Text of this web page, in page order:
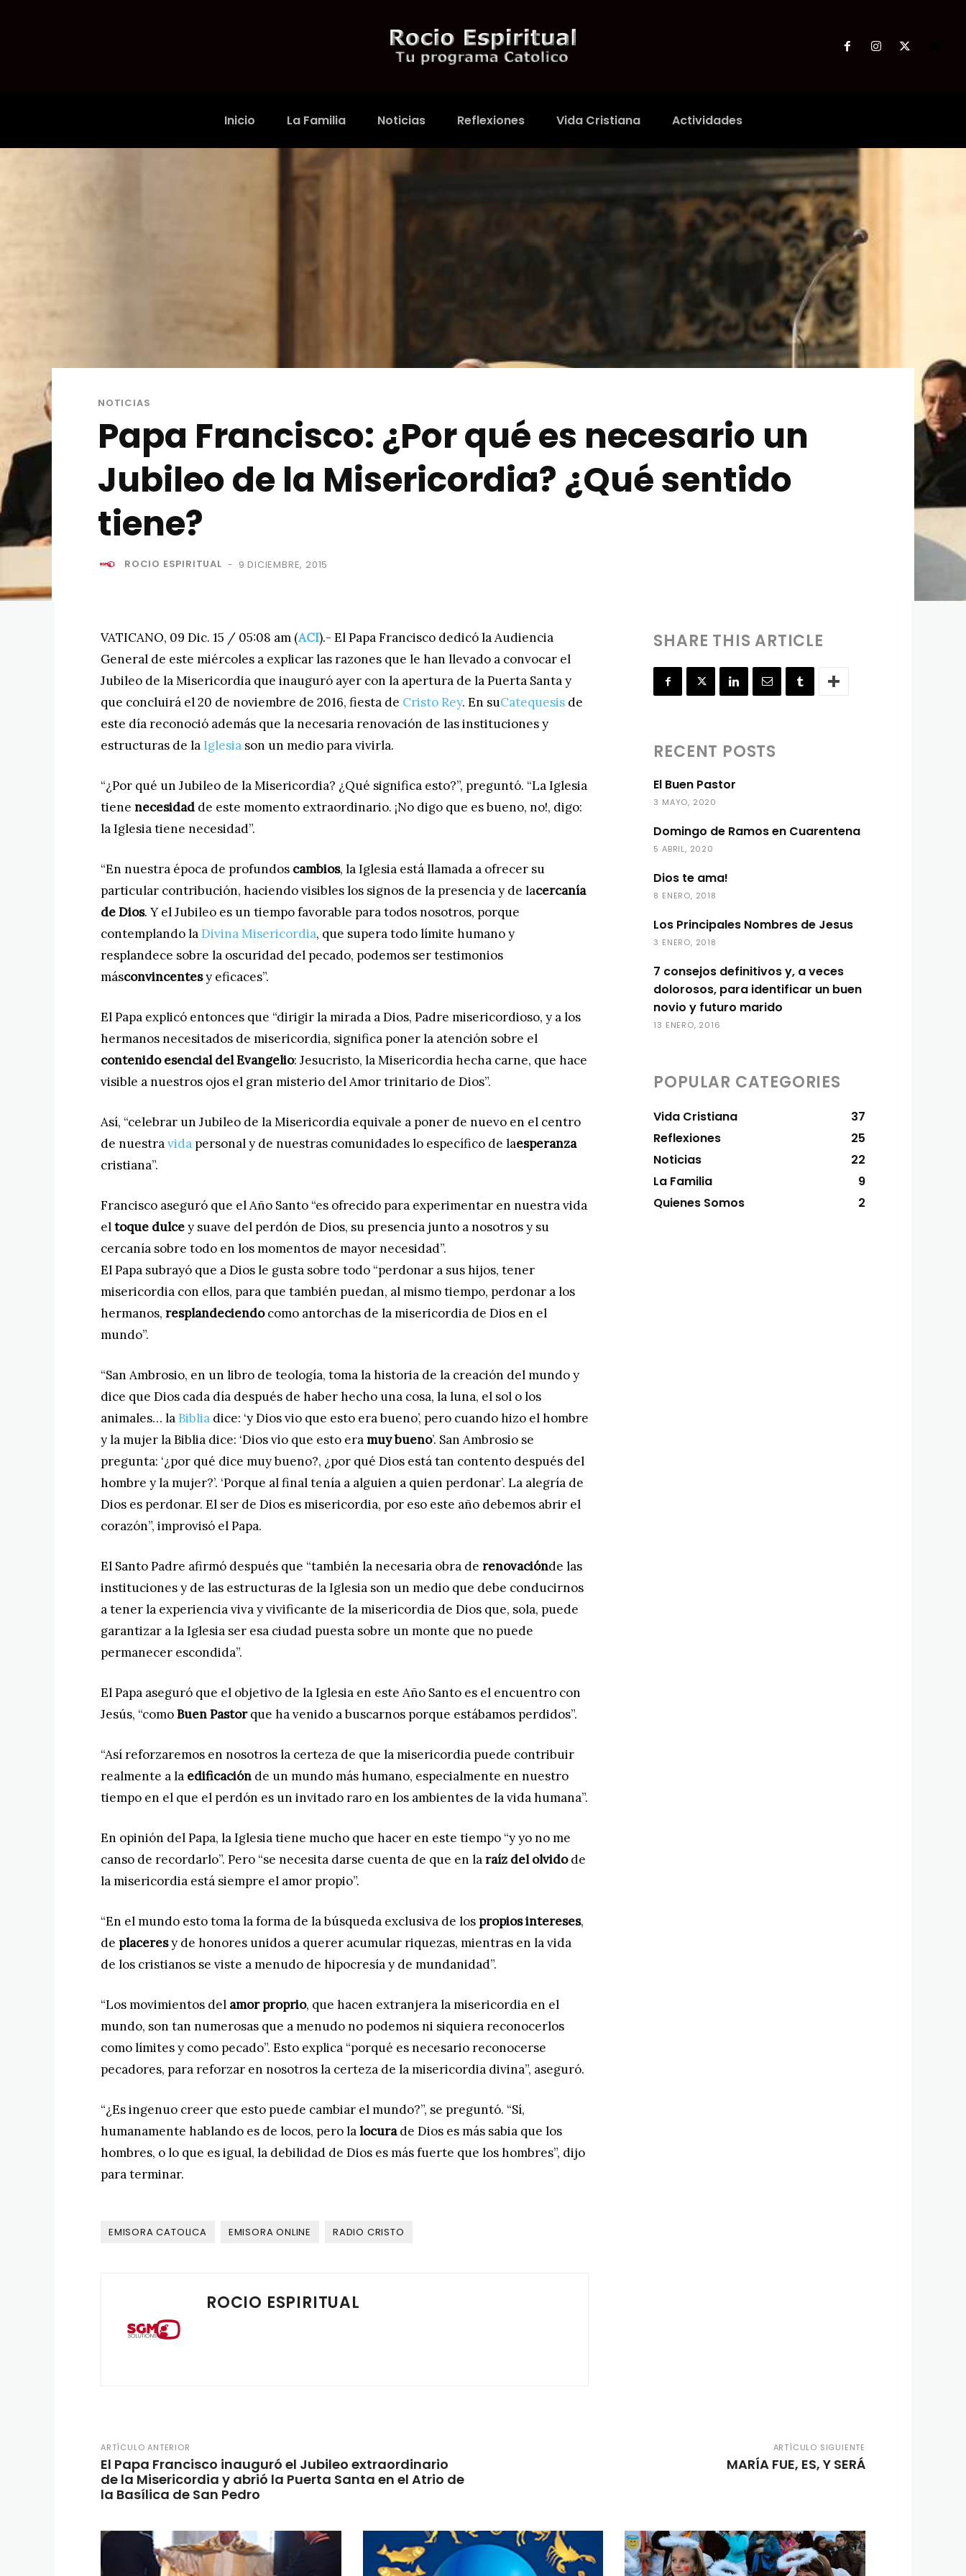
Inicio La Familia Noticias Reflexiones Vida Cristiana Actividades
NOTICIAS
Papa Francisco: ¿Por qué es necesario un
Jubileo de la Misericordia? ¿Qué sentido
tiene?
ROCIO ESPIRITUAL - 9 DICIEMBRE, 2015
VATICANO, 09 Dic. 15 / 05:08 am (ACI).- El Papa Francisco dedicó la Audiencia
General de este miércoles a explicar las razones que le han llevado a convocar el
Jubileo de la Misericordia que inauguró ayer con la apertura de la Puerta Santa y
que concluirá el 20 de noviembre de 2016, fiesta de Cristo Rey. En suCatequesis de
este día reconoció además que la necesaria renovación de las instituciones y
estructuras de la Iglesia son un medio para vivirla.
“¿Por qué un Jubileo de la Misericordia? ¿Qué significa esto?”, preguntó. “La Iglesia
tiene necesidad de este momento extraordinario. ¡No digo que es bueno, no!, digo:
la Iglesia tiene necesidad”.
“En nuestra época de profundos cambios, la Iglesia está llamada a ofrecer su
particular contribución, haciendo visibles los signos de la presencia y de lacercanía
de Dios. Y el Jubileo es un tiempo favorable para todos nosotros, porque
contemplando la Divina Misericordia, que supera todo límite humano y
resplandece sobre la oscuridad del pecado, podemos ser testimonios
másconvincentesy eficaces”.
El Papa explicó entonces que “dirigir la mirada a Dios, Padre misericordioso, y a los
hermanos necesitados de misericordia, significa poner la atención sobre el
contenido esencial del Evangelio: Jesucristo, la Misericordia hecha carne, que hace
visible a nuestros ojos el gran misterio del Amor trinitario de Dios”.
Así, “celebrar un Jubileo de la Misericordia equivale a poner de nuevo en el centro
de nuestravida personal y de nuestras comunidades lo específico de laesperanza
cristiana”.
Francisco aseguró que el Año Santo “es ofrecido para experimentar en nuestra vida
eltoque dulcey suave del perdón de Dios, su presencia junto a nosotros y su
cercanía sobre todo en los momentos de mayor necesidad”.
El Papa subrayó que a Dios le gusta sobre todo “perdonar a sus hijos, tener
misericordia con ellos, para que también puedan, al mismo tiempo, perdonar a los
hermanos, resplandeciendocomo antorchas de la misericordia de Dios en el
mundo”.
“San Ambrosio, en un libro de teología, toma la historia de la creación del mundo y
dice que Dios cada día después de haber hecho una cosa, la luna, el sol o los
animales… la Biblia dice: ‘y Dios vio que esto era bueno’, pero cuando hizo el hombre
y la mujer la Biblia dice: ‘Dios vio que esto eramuy bueno’. San Ambrosio se
pregunta: ‘¿por qué dice muy bueno?, ¿por qué Dios está tan contento después del
hombre y la mujer?’. ‘Porque al final tenía a alguien a quien perdonar’. La alegría de
Dios es perdonar. El ser de Dios es misericordia, por eso este año debemos abrir el
corazón”, improvisó el Papa.
El Santo Padre afirmó después que “también la necesaria obra de renovaciónde las
instituciones y de las estructuras de la Iglesia son un medio que debe conducirnos
a tener la experiencia viva y vivificante de la misericordia de Dios que, sola, puede
garantizar a la Iglesia ser esa ciudad puesta sobre un monte que no puede
permanecer escondida”.
El Papa aseguró que el objetivo de la Iglesia en este Año Santo es el encuentro con
Jesús, “comoBuen Pastorque ha venido a buscarnos porque estábamos perdidos”.
“Así reforzaremos en nosotros la certeza de que la misericordia puede contribuir
realmente a la edificación de un mundo más humano, especialmente en nuestro
tiempo en el que el perdón es un invitado raro en los ambientes de la vida humana”.
En opinión del Papa, la Iglesia tiene mucho que hacer en este tiempo “y yo no me
canso de recordarlo”. Pero “se necesita darse cuenta de que en laraíz del olvidode
la misericordia está siempre el amor propio”.
“En el mundo esto toma la forma de la búsqueda exclusiva de los propios intereses,
de placeresy de honores unidos a querer acumular riquezas, mientras en la vida
de los cristianos se viste a menudo de hipocresía y de mundanidad”.
“Los movimientos del amor proprio, que hacen extranjera la misericordia en el
mundo, son tan numerosas que a menudo no podemos ni siquiera reconocerlos
como límites y como pecado”. Esto explica “porqué es necesario reconocerse
pecadores, para reforzar en nosotros la certeza de la misericordia divina”, aseguró.
“¿Es ingenuo creer que esto puede cambiar el mundo?”, se preguntó. “Sí,
humanamente hablando es de locos, pero lalocurade Dios es más sabia que los
hombres, o lo que es igual, la debilidad de Dios es más fuerte que los hombres”, dijo
para terminar.
EMISORA CATOLICA EMISORA ONLINE RADIO CRISTO
ROCIO ESPIRITUAL
SHARE THIS ARTICLE
RECENT POSTS
El Buen Pastor
3 MAYO, 2020
Domingo de Ramos en Cuarentena
5 ABRIL, 2020
Dios te ama!
8 ENERO, 2018
Los Principales Nombres de Jesus
3 ENERO, 2018
7 consejos definitivos y, a veces
dolorosos, para identificar un buen
novio y futuro marido
13 ENERO, 2016
POPULAR CATEGORIES
Vida Cristiana
37
Reflexiones
25
Noticias
22
La Familia
9
Quienes Somos
2
ARTÍCULO ANTERIOR
El Papa Francisco inauguró el Jubileo extraordinario
de la Misericordia y abrió la Puerta Santa en el Atrio de
la Basílica de San Pedro
ARTÍCULO SIGUIENTE
MARÍA FUE, ES, Y SERÁ